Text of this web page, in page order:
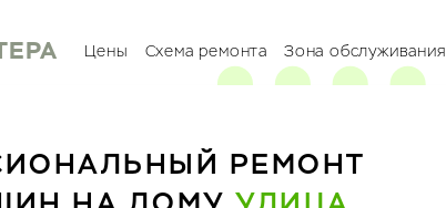
Цены Схема ремонта Зона обслуживания
РЕМОНТ